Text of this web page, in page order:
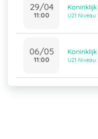
29/04
11:00 U21 Niveau
06/05
11:00 U21 Niveau